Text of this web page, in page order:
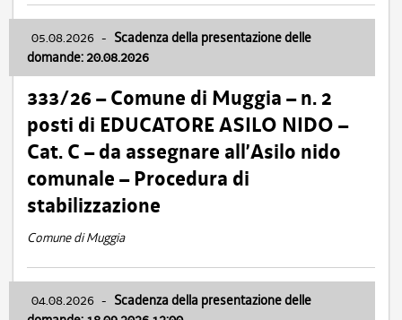
05.08.2026 - Scadenza della presentazione delle
domande: 20.08.2026
333/26 – Comune di Muggia – n. 2
posti di EDUCATORE ASILO NIDO –
Cat. C – da assegnare all’Asilo nido
comunale – Procedura di
stabilizzazione
Comune di Muggia
04.08.2026 - Scadenza della presentazione delle